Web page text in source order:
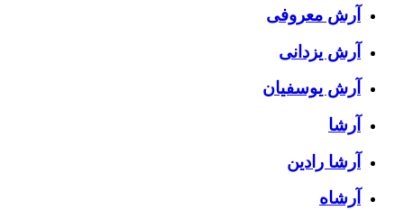
آرش معروفی
آرش یزدانی
آرش یوسفیان
آرشا
آرشا رادین
آرشاه